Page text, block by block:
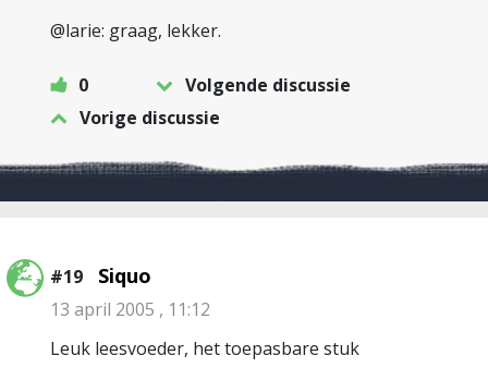
@larie: graag, lekker.
0
Volgende discussie
Vorige discussie
#19 Siquo
13 april 2005 , 11:12
Leuk leesvoeder, het toepasbare stuk